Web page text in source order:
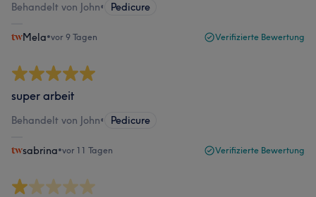
Behandelt von John• Pedicure
Mela•vor 9 Tagen Verifizierte Bewertung
super arbeit
Behandelt von John• Pedicure
sabrina•vor 11 Tagen Verifizierte Bewertung